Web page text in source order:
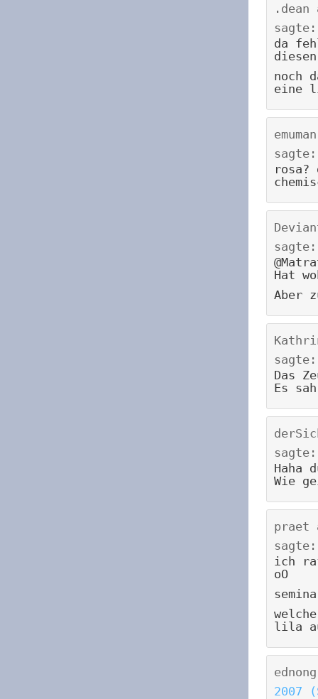
.dean
sagte:
da
noch
eine
emuman
sagte:
rosa?
sagte:
Hat
Aber
sagte:
Das
Es
sagte:
Haha
Wie
praet
sagte:
ich
oO
lila
2007